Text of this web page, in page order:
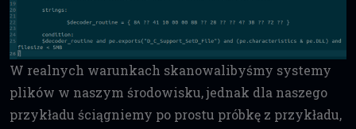
W realnych warunkach skanowalibyśmy systemy
plików w naszym środowisku, jednak dla naszego
przykładu ściągniemy po prostu próbkę z przykładu,